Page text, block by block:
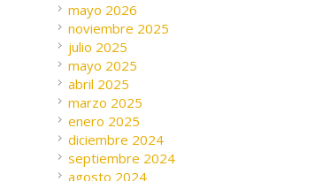
mayo 2026
noviembre 2025
julio 2025
mayo 2025
abril 2025
marzo 2025
enero 2025
diciembre 2024
septiembre 2024
agosto 2024